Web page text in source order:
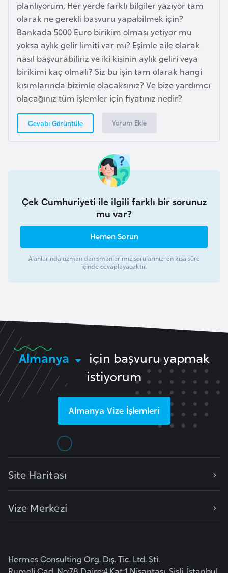
planlıyorum. Her yerde farklı bilgiler yazıyor tam
olarak ne gerekli başvuru yapabilmek için?
Bankada 5000 Euro birikim olması yetiyor mu
yoksa aylık gelir limiti var mı? Eşimle aile olarak
nasıl başvurabiliriz ve iki kişinin aylık geliri veya
birikimi kaç olmalı? Siz bu işin tam olarak hangi
kısımlarında bizimle olacaksınız? Ve bize yardımcı
olacağınız tüm işlemler için fiyatınız nedir?
Cevabı Görüntüle Yorum Ekle
Çek Cumhuriyeti ile ilgili farklı bir sorunuz
mu var?
Hemen Sorun
Alanlarında uzman danışmanlarımız sorularınızı en kısa süre
içinde cevaplayacaktır.
Almanya
için başvuru yapmak
istiyorum
Almanya Vize İşlemleri
Site Haritası
Vize Merkezi
Hermes Consulting Org. Dış. Tic. Ltd. Şti.
F
i
l
d
i
ş
i
S
a
h
i
n
a
F
r
a
n
b
m
b